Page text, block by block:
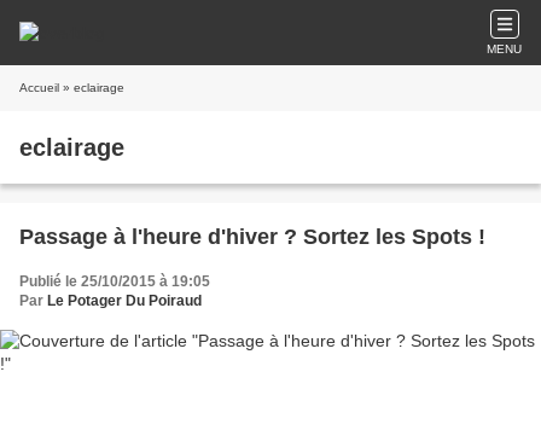
MENU
Accueil » eclairage
eclairage
Passage à l'heure d'hiver ? Sortez les Spots !
Publié le 25/10/2015 à 19:05
Par Le Potager Du Poiraud